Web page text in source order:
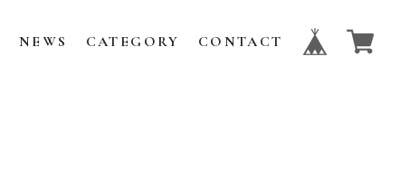
NEWS CATEGORY CONTACT